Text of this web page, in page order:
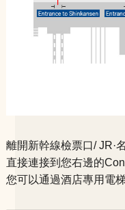
離開新幹線檢票口/ JR·
直接連接到您右邊的
您可以通過酒店專用電